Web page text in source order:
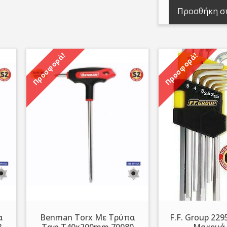
Προσθήκη
Προσφορά!
Benman Τorx Με Τρύπα
Προσφορά!
F.F. Group